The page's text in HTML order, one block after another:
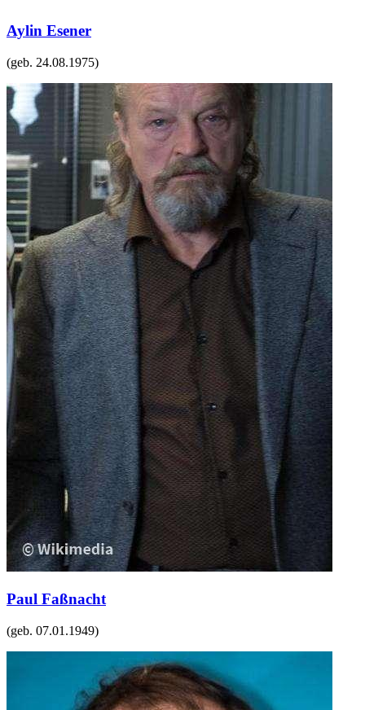
Aylin Esener
(geb. 24.08.1975)
Paul Faßnacht
(geb. 07.01.1949)